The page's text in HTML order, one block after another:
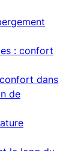
: confort
dans
de